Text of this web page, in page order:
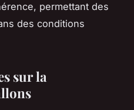
permettant des
des conditions
sur la